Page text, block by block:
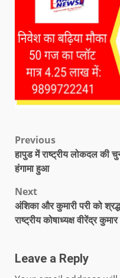
Previous
हापुड में राष्ट्रीय लोकदल की
हंगामा हुआ
Next
अंशिका और कुमारी परी को
राष्ट्रीय कोषाध्यक्ष वीरेंद्र कुमार
Leave a Reply